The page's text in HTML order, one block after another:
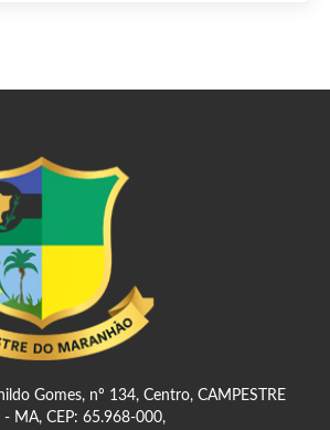
Gomes, nº 134, Centro, CAMPESTRE
MA, CEP: 65.968-000,